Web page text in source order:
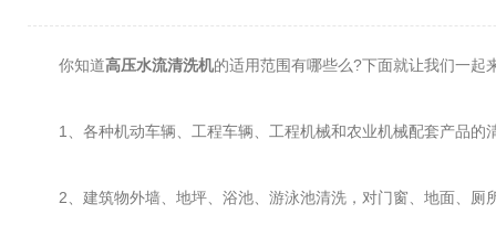
你知道高压水流清洗机的适用范围有哪些么?下面就让我们一起
1、各种机动车辆、工程车辆、工程机械和农业机械配套产品的
2、建筑物外墙、地坪、浴池、游泳池清洗，对门窗、地面、厕